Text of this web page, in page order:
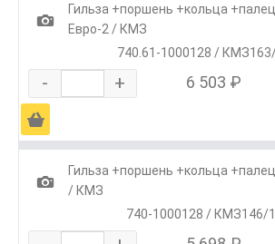
1
Гильза +поршень +кольца
Евро-2 / КМЗ
740.61-1000128 /
- + 6 503 ₽
Ä
1
Гильза +поршень +кольца
/ КМЗ
740-1000128 / КМЗ146/